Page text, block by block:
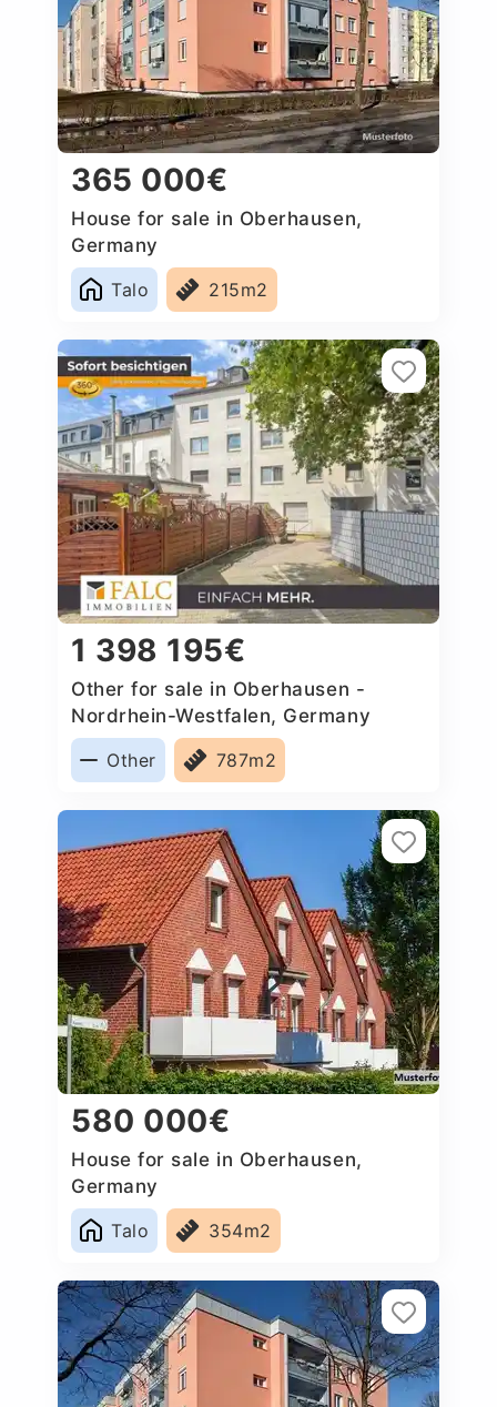
365 000€
House for sale in Oberhausen,
Germany
Talo
215m2
1 398 195€
Other for sale in Oberhausen -
Nordrhein-Westfalen, Germany
Other
787m2
580 000€
House for sale in Oberhausen,
Germany
Talo
354m2